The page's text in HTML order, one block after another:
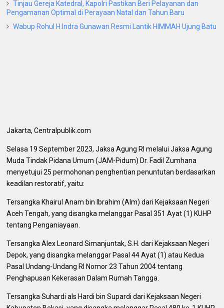
Tinjau Gereja Katedral, Kapolri Pastikan Beri Pelayanan dan
Pengamanan Optimal di Perayaan Natal dan Tahun Baru
Wabup Rohul H.Indra Gunawan Resmi Lantik HIMMAH Ujung Batu
Jakarta, Centralpublik.com
Selasa 19 September 2023, Jaksa Agung RI melalui Jaksa Agung
Muda Tindak Pidana Umum (JAM-Pidum) Dr. Fadil Zumhana
menyetujui 25 permohonan penghentian penuntutan berdasarkan
keadilan restoratif, yaitu:
Tersangka Khairul Anam bin Ibrahim (Alm) dari Kejaksaan Negeri
Aceh Tengah, yang disangka melanggar Pasal 351 Ayat (1) KUHP
tentang Penganiayaan.
Tersangka Alex Leonard Simanjuntak, S.H. dari Kejaksaan Negeri
Depok, yang disangka melanggar Pasal 44 Ayat (1) atau Kedua
Pasal Undang-Undang RI Nomor 23 Tahun 2004 tentang
Penghapusan Kekerasan Dalam Rumah Tangga.
Tersangka Suhardi als Hardi bin Supardi dari Kejaksaan Negeri